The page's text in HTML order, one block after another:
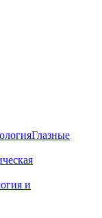
Глазные
и